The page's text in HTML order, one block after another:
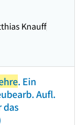
Knauff
. Ein
Aufl.
das